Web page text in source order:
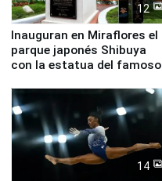
12
Inauguran en Miraflores el
parque japonés Shibuya
con la estatua del famoso
14